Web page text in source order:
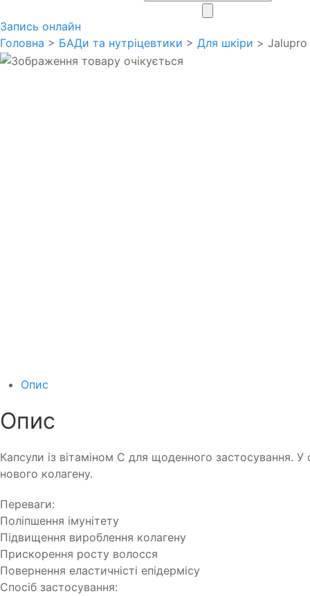
Запись онлайн
Головна > БАДи та нутріцевтики > Для шкіри > Jalupro
Опис
Опис
Капсули із вітаміном С для щоденного застосування.
нового колагену.
Переваги:
Поліпшення імунітету
Підвищення вироблення колагену
Прискорення росту волосся
Повернення еластичністі епідермісу
Спосіб застосування: